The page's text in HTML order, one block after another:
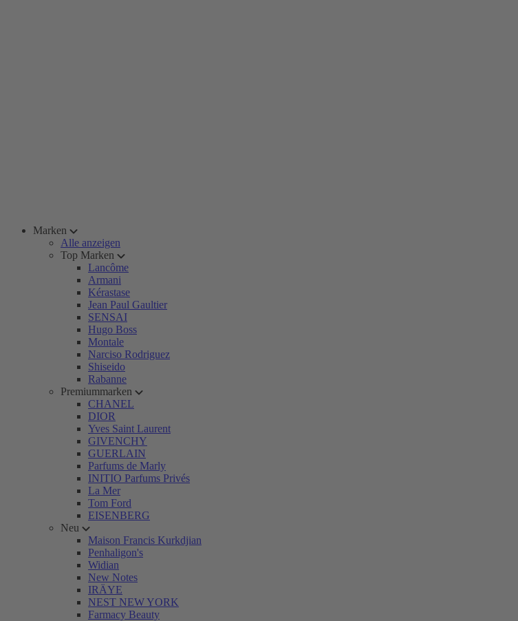
Marken
Alle anzeigen
Top Marken
Lancôme
Armani
Kérastase
Jean Paul Gaultier
SENSAI
Hugo Boss
Montale
Narciso Rodriguez
Shiseido
Rabanne
Premiummarken
CHANEL
DIOR
Yves Saint Laurent
GIVENCHY
GUERLAIN
Parfums de Marly
INITIO Parfums Privés
La Mer
Tom Ford
EISENBERG
Neu
Maison Francis Kurkdjian
Penhaligon's
Widian
New Notes
IRÄYE
NEST NEW YORK
Farmacy Beauty